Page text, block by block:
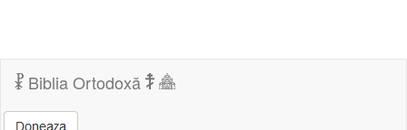
Biblia Ortodoxă